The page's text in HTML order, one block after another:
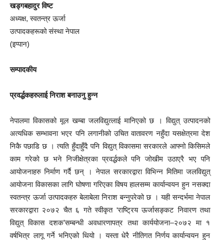
खड्गबहादुर विष्ट
अध्यक्ष, स्वतन्त्र ऊर्जा
उत्पादकहरूको संस्था नेपाल
(इप्पान)
सम्पादकीय
प्रवर्द्धकहरुलाई निराश बनाउनु हुन्न
नेपालमा विकासको मूल खम्बा जलविद्युत्लाई मानिएको छ । विद्युत् उत्पादनको
अत्यधिक सम्भावना भएर पनि लगानीको उचित वातावरण नहुँदा यसक्षेत्रमा देश
निकै पछाडि छ । त्यति हुँदाहुँदै पनि विद्युत् विकासमा सरकारले आफ्नो किसिमले
काम गरेको छ भने निजीक्षेत्रका प्रवर्द्धकले पनि जोखीम उठाएरै भए पनि
आयोजनाहरु निर्माण गर्दै छन् । नेपाल सरकारद्वारा विभिन्न मितिमा जलविद्युत्
आयोजना विकासका लागि घोषणा गरिएका विषय हालसम्म कार्यान्वयन हुन नसक्दा
स्वतन्त्र ऊर्जा उत्पादकहरु बेलाबेला निराश बन्नुपरेको छ । यही सन्दर्भमा नेपाल
सरकारद्वारा २०७२ चैत ६ गते स्वीकृत ‘राष्ट्रिय ऊर्जासङ्कट निवारण तथा
विद्युत् विकास दशक’सम्बन्धी अवधारणापत्र तथा कार्ययोजना–२०७२ मा १
वर्षभित्र लागू गर्ने भनिएको थियो । यस्ता धेरै नीतिगत निर्णय कार्यान्वयन हुन